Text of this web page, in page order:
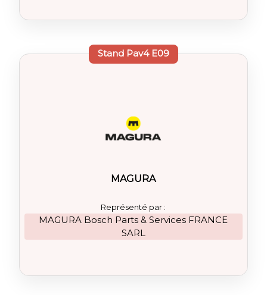
StandPav4 E09
MAGURA
Représenté par :
MAGURA Bosch Parts & Services FRANCE
SARL